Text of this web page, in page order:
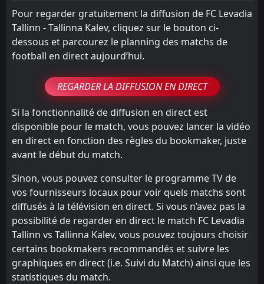
Pour regarder gratuitement la diffusion de FC Levadia
Tallinn - Tallinna Kalev, cliquez sur le bouton ci-
dessous et parcourez le planning des matchs de
football en direct aujourd’hui.
REGARDER LA DIFFUSION EN DIRECT
Si la fonctionnalité de diffusion en direct est
disponible pour le match, vous pouvez lancer la vidéo
en direct en fonction des règles du bookmaker, juste
avant le début du match.
Sinon, vous pouvez consulter le programme TV de
vos fournisseurs locaux pour voir quels matchs sont
diffusés à la télévision en direct. Si vous n’avez pas la
possibilité de regarder en direct le match FC Levadia
Tallinn vs Tallinna Kalev, vous pouvez toujours choisir
certains bookmakers recommandés et suivre les
graphiques en direct (i.e. Suivi du Match) ainsi que les
statistiques du match.